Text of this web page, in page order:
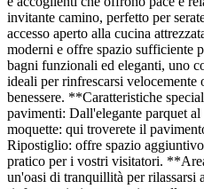
invitante camino, perfetto per
accesso aperto alla cucina
moderni e offre spazio sufficiente
bagni funzionali ed eleganti, uno
ideali per rinfrescarsi velocemente
benessere. **Caratteristiche
pavimenti: Dall'elegante parquet
moquette: qui troverete il
Ripostiglio: offre spazio
pratico per i vostri visitatori.
un'oasi di tranquillità per rilassarsi